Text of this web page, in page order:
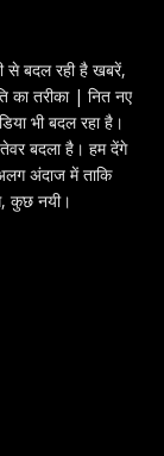
से बदल रही है खबरें,
का तरीका | नित नए
भी बदल रहा है।
बदला है। हम देंगे
अंदाज में ताकि
कुछ नयी।